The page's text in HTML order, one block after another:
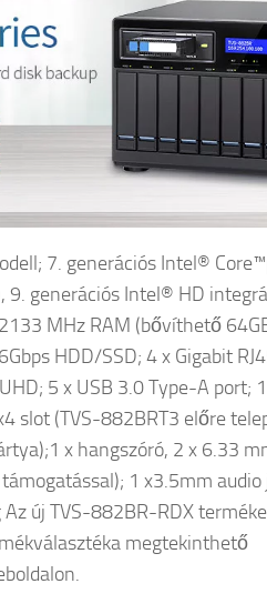
7. generációs Intel®
9. generációs Intel® HD
MHz RAM (bővíthető
HDD/SSD; 4 x Gigabit
5 x USB 3.0 Type-A port;
slot (TVS-882BRT3 előre
x hangszóró, 2 x 6.33
1 x3.5mm audio
új TVS-882BR-RDX
megtekinthető